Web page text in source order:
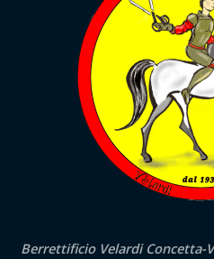
Berrettificio Velardi Concetta-